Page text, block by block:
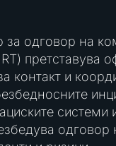
одговор на
претставува
контакт и
системи и
одговор